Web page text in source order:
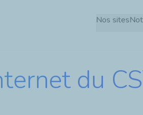
Nos sites
du